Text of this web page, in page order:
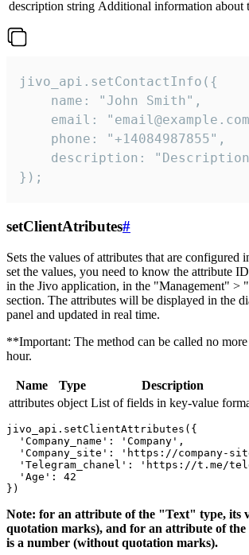
description string Additional information about
jivo_api.setContactInfo({
    name: "John Smith",
email:
    phone: "+14084987855",
description:
});
setClientAtributes#
Sets the values ​​of attributes that are configured
set the values, you need to know the attribute
in the Jivo application, in the "Management" >
section. The attributes will be displayed in the
panel and updated in real time.
**Important: The method can be called no
hour.
Name Type
Description
attributes object List of fields in key-value
jivo_api.setClientAttributes({
  'Company_name': 'Company',
'Company_site': 'https://company-
'Telegram_chanel': 'https://t.me/
  'Age': 42
Note: for an attribute of the "Text" type, its
quotation marks), and for an attribute of
is a number (without quotation marks).